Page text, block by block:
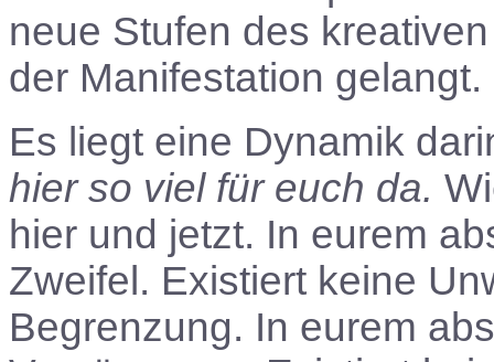
neue Stufen des
der Manifestation gelangt.
Es liegt eine Dynamik
hier so viel für euch da.
hier und jetzt. In eurem
Zweifel. Existiert keine
Begrenzung. In eurem